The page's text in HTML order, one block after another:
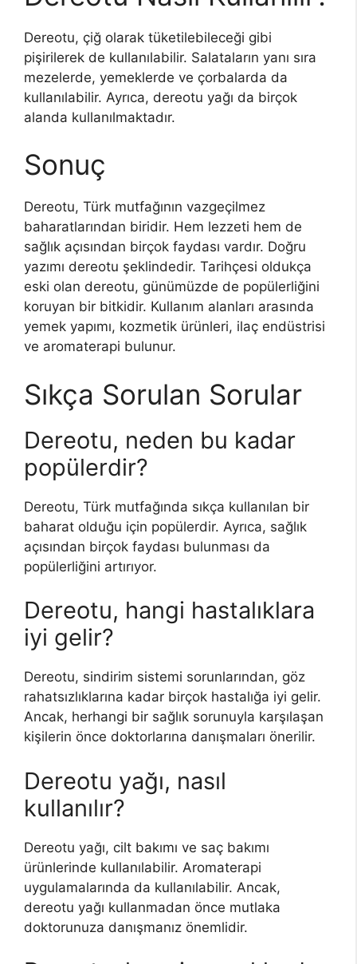
Dereotu, çiğ olarak tüketilebileceği gibi
pişirilerek de kullanılabilir. Salataların yanı sıra
mezelerde, yemeklerde ve çorbalarda da
kullanılabilir. Ayrıca, dereotu yağı da birçok
alanda kullanılmaktadır.
Sonuç
Dereotu, Türk mutfağının vazgeçilmez
baharatlarından biridir. Hem lezzeti hem de
sağlık açısından birçok faydası vardır. Doğru
yazımı dereotu şeklindedir. Tarihçesi oldukça
eski olan dereotu, günümüzde de popülerliğini
koruyan bir bitkidir. Kullanım alanları arasında
yemek yapımı, kozmetik ürünleri, ilaç endüstrisi
ve aromaterapi bulunur.
Sıkça Sorulan Sorular
Dereotu, neden bu kadar
popülerdir?
Dereotu, Türk mutfağında sıkça kullanılan bir
baharat olduğu için popülerdir. Ayrıca, sağlık
açısından birçok faydası bulunması da
popülerliğini artırıyor.
Dereotu, hangi hastalıklara
iyi gelir?
Dereotu, sindirim sistemi sorunlarından, göz
rahatsızlıklarına kadar birçok hastalığa iyi gelir.
Ancak, herhangi bir sağlık sorunuyla karşılaşan
kişilerin önce doktorlarına danışmaları önerilir.
Dereotu yağı, nasıl
kullanılır?
Dereotu yağı, cilt bakımı ve saç bakımı
ürünlerinde kullanılabilir. Aromaterapi
uygulamalarında da kullanılabilir. Ancak,
dereotu yağı kullanmadan önce mutlaka
doktorunuza danışmanız önemlidir.